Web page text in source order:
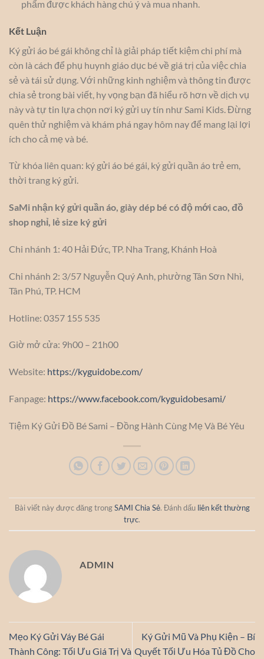
phẩm được khách hàng chú ý và mua nhanh.
Kết Luận
Ký gửi áo bé gái không chỉ là giải pháp tiết kiệm chi phí mà
còn là cách để phụ huynh giáo dục bé về giá trị của việc chia
sẻ và tái sử dụng. Với những kinh nghiệm và thông tin được
chia sẻ trong bài viết, hy vọng bạn đã hiểu rõ hơn về dịch vụ
này và tự tin lựa chọn nơi ký gửi uy tín như Sami Kids. Đừng
quên thử nghiệm và khám phá ngay hôm nay để mang lại lợi
ích cho cả mẹ và bé.
Từ khóa liên quan: ký gửi áo bé gái, ký gửi quần áo trẻ em,
thời trang ký gửi.
SaMi nhận ký gửi quần áo, giày dép bé có độ mới cao, đồ
shop nghỉ, lẻ size ký gửi
Chi nhánh 1: 40 Hải Đức, TP. Nha Trang, Khánh Hoà
Chi nhánh 2: 3/57 Nguyễn Quý Anh, phường Tân Sơn Nhì,
Tân Phú, TP. HCM
Hotline: 0357 155 535
Giờ mở cửa: 9h00 – 21h00
Website: https://kyguidobe.com/
Fanpage: https://www.facebook.com/kyguidobesami/
Tiệm Ký Gửi Đồ Bé Sami – Đồng Hành Cùng Mẹ Và Bé Yêu
Bài viết này được đăng trongSAMI Chia Sẻ. Đánh dấu liên kết thường
trực.
ADMIN
Mẹo Ký Gửi Váy Bé Gái
Thành Công: Tối Ưu Giá Trị Và
Ký Gửi Mũ Và Phụ Kiện – Bí
Quyết Tối Ưu Hóa Tủ Đồ Cho